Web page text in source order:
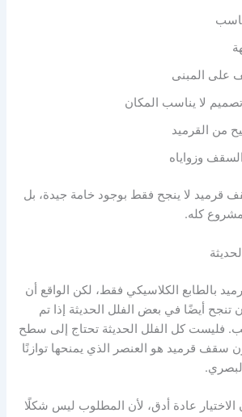
على المبنى
لا يناسب المكان
من القرميد
وزواياه
قرميد لا ينجح فقط بوجود خامة جيدة، بل
كله.
بالطابع الكلاسيكي فقط، لكن الواقع أن
أيضًا في بعض الفلل الحديثة إذا تم
فليست كل الفلل الحديثة تحتاج إلى سطح
سقف قرميد هو العنصر الذي يمنحها توازنًا
عادة أدق، لأن المطلوب ليس شكلًا